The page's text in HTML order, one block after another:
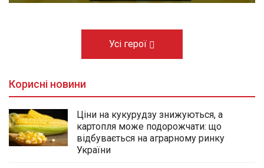
Усі герої
Корисні новини
Ціни на кукурудзу знижуються, а
картопля може подорожчати: що
відбувається на аграрному ринку
України